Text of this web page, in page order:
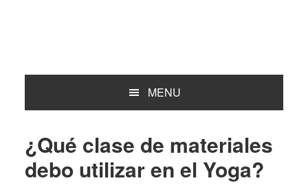
MENU
¿Qué clase de materiales
debo utilizar en el Yoga?